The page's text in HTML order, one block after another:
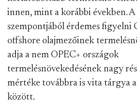
innen, mint a korábbi években.
szempontjából érdemes figyelni
offshore olajmezőinek
adja a nem OPEC+ országok
termelésnövekedésének nagy
mértéke továbbra is vita tárgya
között.